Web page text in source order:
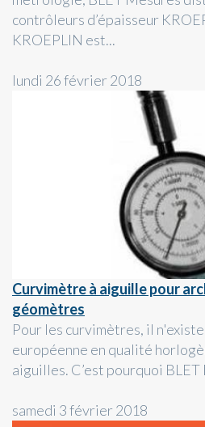
contrôleurs d’épaisseur
KROEPLIN est...
lundi 26 février 2018
Curvimètre à aiguille pour
géomètres
Pour les curvimètres, il
européenne en qualité
aiguilles. C’est pourquoi BLET
samedi 3 février 2018